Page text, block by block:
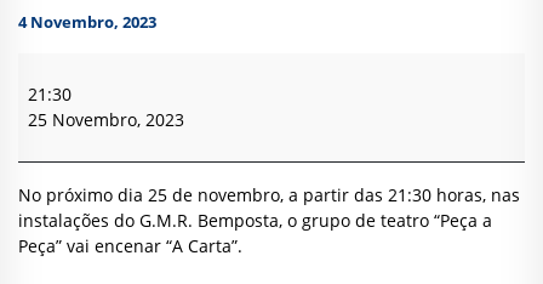
4 Novembro, 2023
Grupo
a
Peça
–
Bemposta
21:30
25 Novembro, 2023
No próximo dia 25 de novembro, a partir das 21:30 horas, nas
instalações do G.M.R. Bemposta, o grupo de teatro “Peça a
Peça” vai encenar “A Carta”.